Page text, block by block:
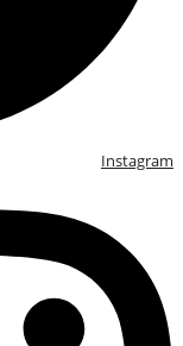
Instagram